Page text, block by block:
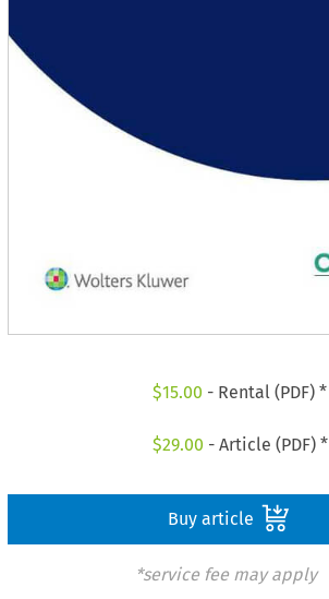
$15.00 - Rental (PDF) *
$29.00 - Article (PDF) *
Buy article
*service fee may apply